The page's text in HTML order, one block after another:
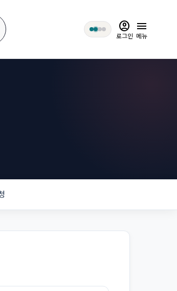
account_circle
로그인
menu
메뉴